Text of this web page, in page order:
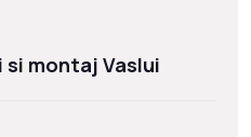
montaj Vaslui